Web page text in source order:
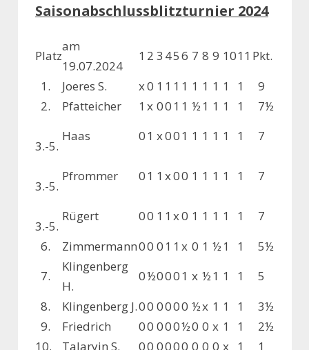
Saisonabschlussblitzturnier 2024
Platz
am
19.07.2024
1 2 3 456 7 8 9 1011 Pkt.
1.
Joeres S. x0 1 1 1 1 1 1 1 1 1
9
2.
Pfatteicher 1 x 001 1 ½1 1 1 1 7½
3.-5.
Haas 01 x001 1 1 1 1 1 7
3.-5.
Pfrommer 01 1 x00 1 1 1 1 1 7
3.-5.
Rügert 00 1 1 x0 1 1 1 1 1
7
6.
Zimmermann00 01 1 x 0 1 ½1 1
5½
7.
Klingenberg
H.
0½0001 x ½1 1 1
5
8.
Klingenberg J.00 0000 ½x 1 1 1
3½
9.
Friedrich 00 000½0 0 x 1 1
2½
10.
Talaryin S. 00 0000 0 0 0 x 1 1